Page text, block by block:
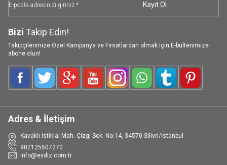
Kayıt Ol
Bizi Takip Edin!
Takipçilerimize Özel Kampanya ve Fırsatlardan olmak için E-bültenimize
abone olun!
FacebookTwitterGoogle-PlusYoutubeInstagramWhatsAppTumblrPinterest
Adres & İletişim
Kavaklı İstiklal Mah. Çizgi Sok. No:14, 34570 Silivri/İstanbul
902125507270
info@evdiz.com.tr